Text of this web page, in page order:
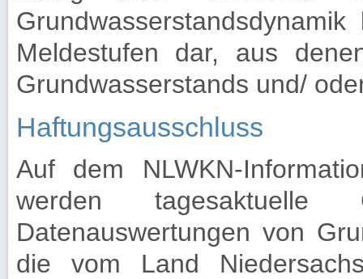
Meldestufen dar, aus
Grundwasserstands und/
Haftungsausschluss
Auf dem NLWKN-
werden tagesaktuelle
Datenauswertungen von
die vom Land